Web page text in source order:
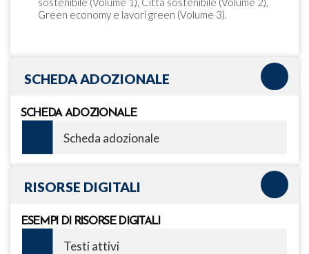
Green economy e lavori green (Volume 3).
SCHEDA ADOZIONALE
SCHEDA ADOZIONALE
Scheda adozionale
RISORSE DIGITALI
ESEMPI DI RISORSE DIGITALI
Testi attivi